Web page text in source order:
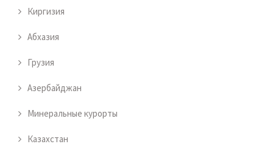
Киргизия
Абхазия
Грузия
Азербайджан
Минеральные курорты
Казахстан